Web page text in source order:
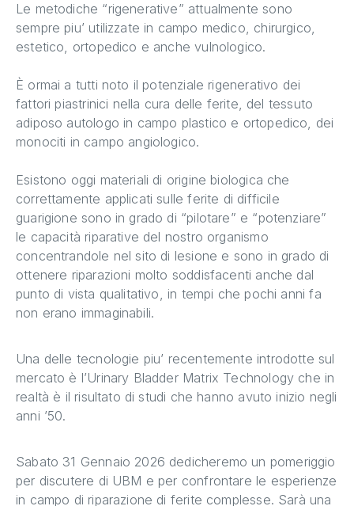
Le metodiche “rigenerative” attualmente sono
sempre piu’ utilizzate in campo medico, chirurgico,
estetico, ortopedico e anche vulnologico.
È ormai a tutti noto il potenziale rigenerativo dei
fattori piastrinici nella cura delle ferite, del tessuto
adiposo autologo in campo plastico e ortopedico, dei
monociti in campo angiologico.
Esistono oggi materiali di origine biologica che
correttamente applicati sulle ferite di difficile
guarigione sono in grado di “pilotare” e “potenziare”
le capacità riparative del nostro organismo
concentrandole nel sito di lesione e sono in grado di
ottenere riparazioni molto soddisfacenti anche dal
punto di vista qualitativo, in tempi che pochi anni fa
non erano immaginabili.
Una delle tecnologie piu’ recentemente introdotte sul
mercato è l’Urinary Bladder Matrix Technology che in
realtà è il risultato di studi che hanno avuto inizio negli
anni ’50.
Sabato 31 Gennaio 2026 dedicheremo un pomeriggio
per discutere di UBM e per confrontare le esperienze
in campo di riparazione di ferite complesse. Sarà una